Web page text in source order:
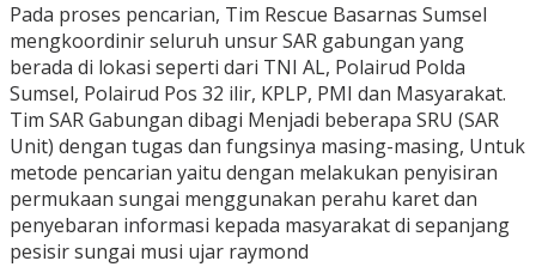
Pada proses pencarian, Tim Rescue Basarnas Sumsel
mengkoordinir seluruh unsur SAR gabungan yang
berada di lokasi seperti dari TNI AL, Polairud Polda
Sumsel, Polairud Pos 32 ilir, KPLP, PMI dan Masyarakat.
Tim SAR Gabungan dibagi Menjadi beberapa SRU (SAR
Unit) dengan tugas dan fungsinya masing-masing, Untuk
metode pencarian yaitu dengan melakukan penyisiran
permukaan sungai menggunakan perahu karet dan
penyebaran informasi kepada masyarakat di sepanjang
pesisir sungai musi ujar raymond